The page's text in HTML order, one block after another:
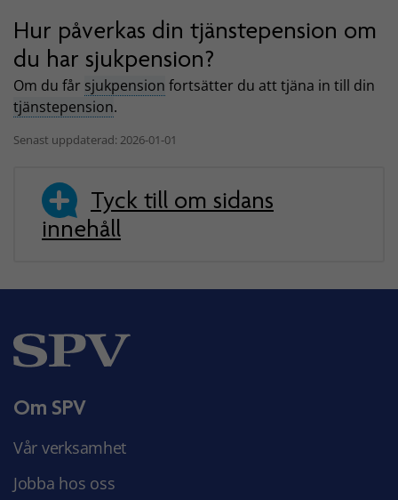
Hur påverkas din tjänstepension om
du har sjukpension?
Om du får sjukpension fortsätter du att tjäna in till din
tjänstepension.
Senast uppdaterad: 2026-01-01
Tyck till om sidans
innehåll
Om SPV
Vår verksamhet
Jobba hos oss